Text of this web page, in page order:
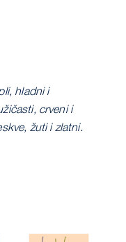
hladni i
crveni i
žuti i zlatni.